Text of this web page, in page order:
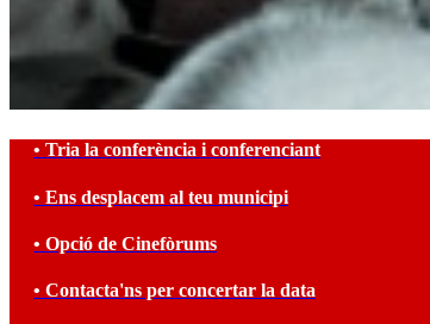
• Tria la conferència i conferenciant
• Ens desplacem al teu municipi
• Opció de Cinefòrums
• Contacta'ns per concertar la data